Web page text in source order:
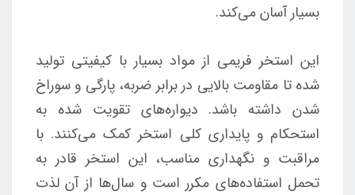
بسیار آسان می‌کند.
این استخر فریمی از مواد بسیار با کیفیتی تولید
شده تا مقاومت بالایی در برابر ضربه، پارگی و سوراخ
شدن داشته باشد. دیواره‌های تقویت شده به
استحکام و پایداری کلی استخر کمک می‌کنند. با
مراقبت و نگهداری مناسب، این استخر قادر به
تحمل استفاده‌های مکرر است و سال‌ها از آن لذت